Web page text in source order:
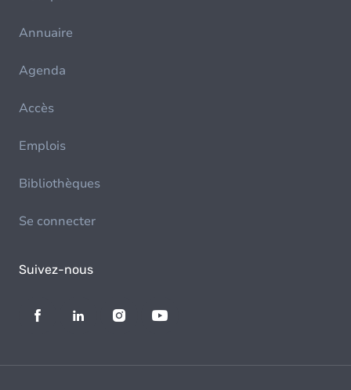
Annuaire
Agenda
Accès
Emplois
Bibliothèques
Se connecter
Suivez-nous